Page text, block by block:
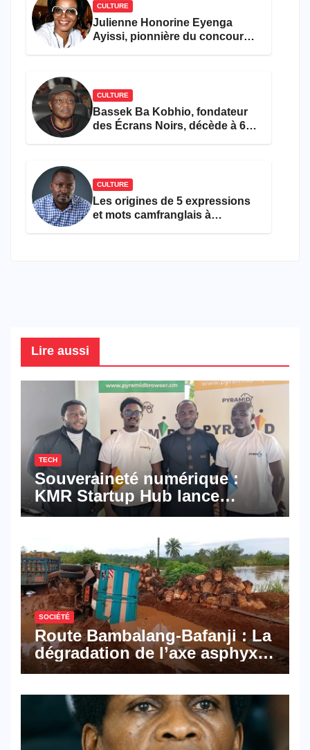
CULTURE
Julienne Honorine Eyenga
Ayissi, pionnière du concours
CULTURE
Bassek Ba Kobhio, fondateur
des Écrans Noirs, décède à 69
CULTURE
Les origines de 5 expressions
et mots camfranglais à
Lire aussi
TECH
Souveraineté numérique :
KMR Startup Hub lance
Pyramid Browser et Pyramid
numériques made in
Cameroon
SOCIÉTÉ
Route Bambalang-Bafanji : La
dégradation de l’axe asphyxie
les activités économiques